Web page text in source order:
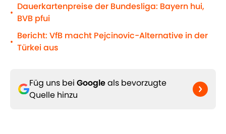
•
Dauerkartenpreise der Bundesliga: Bayern hui,
BVB pfui
•
Bericht: VfB macht Pejcinovic-Alternative in der
Türkei aus
Füg uns bei Googleals bevorzugte
Quelle hinzu